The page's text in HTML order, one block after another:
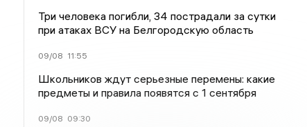
Три человека погибли, 34 пострадали за сутки
при атаках ВСУ на Белгородскую область
09/08 11:55
Школьников ждут серьезные перемены: какие
предметы и правила появятся с 1 сентября
09/08 09:30